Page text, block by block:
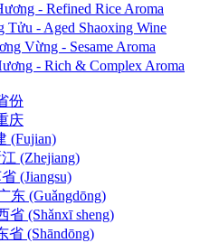
- Refined Rice Aroma
Tửu - Aged Shaoxing Wine
Vừng - Sesame Aroma
- Rich & Complex Aroma
份
庆
(Fujian)
(Zhejiang)
(Jiangsu)
东 (Guǎngdōng)
省 (Shǎnxī sheng)
省 (Shāndōng)